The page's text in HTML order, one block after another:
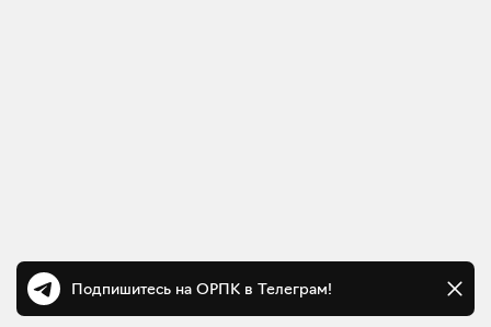
Подпишитесь на ОРПК в Телеграм!